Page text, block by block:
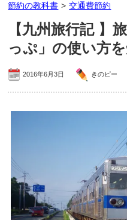
節約の教科書 > 交通費節約
【九州旅行記 】
っぷ」の使い方
2016年6月3日 きのピー